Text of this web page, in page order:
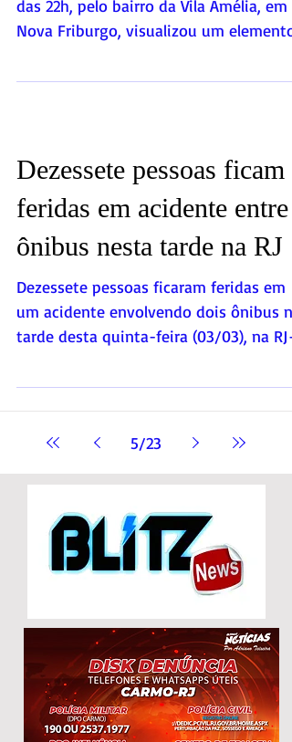
No dia 04/03 sexta-feira, a PM por
das 22h, pelo bairro da Vila Amélia, em
que caminhava em...
Dezessete pessoas ficam
feridas em acidente entre
ônibus nesta tarde na RJ
Dezessete pessoas ficaram feridas em
um acidente envolvendo dois ônibus na
146, no município de...
5/23